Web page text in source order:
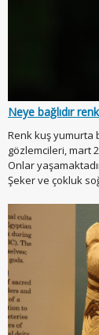
Neye bağlıdır
Renk kuş yumurta
gözlemcileri, mart
Onlar
Şeker ve çokluk